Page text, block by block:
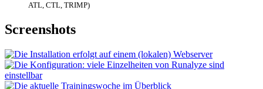
ATL, CTL, TRIMP)
Screenshots